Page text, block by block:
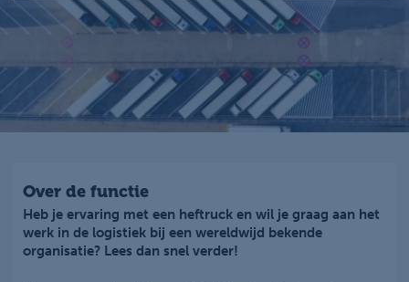
Over de functie
Heb je ervaring met een heftruck en wil je graag aan het
werk in de logistiek bij een wereldwijd bekende
organisatie? Lees dan snel verder!